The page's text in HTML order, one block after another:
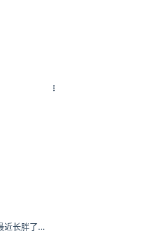
张曼源篮球美女自曝自己最近长胖了许多